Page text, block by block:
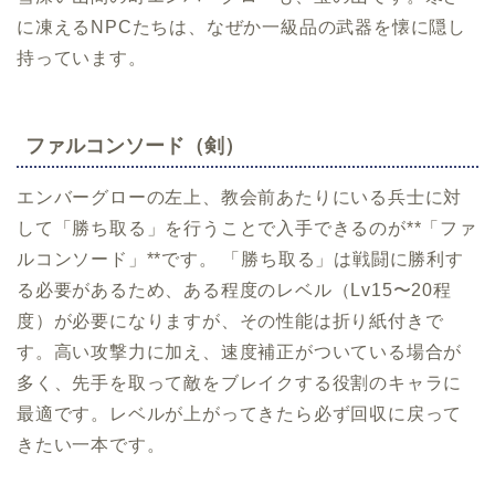
に凍えるNPCたちは、なぜか一級品の武器を懐に隠し
持っています。
ファルコンソード（剣）
エンバーグローの左上、教会前あたりにいる兵士に対
して「勝ち取る」を行うことで入手できるのが**「ファ
ルコンソード」**です。 「勝ち取る」は戦闘に勝利す
る必要があるため、ある程度のレベル（Lv15〜20程
度）が必要になりますが、その性能は折り紙付きで
す。高い攻撃力に加え、速度補正がついている場合が
多く、先手を取って敵をブレイクする役割のキャラに
最適です。レベルが上がってきたら必ず回収に戻って
きたい一本です。